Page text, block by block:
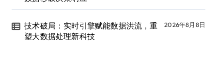
技术破局：实时引擎赋能数据洪流，重
塑大数据处理新科技
2026年8月8日